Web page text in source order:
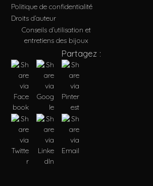
Politique de confidentialité
Droits d’auteur
Conseils d’utilisation et
entretiens des bijoux
Partagez :